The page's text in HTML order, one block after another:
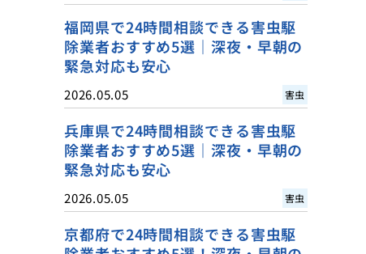
福岡県で24時間相談できる害虫駆
除業者おすすめ5選｜深夜・早朝の
緊急対応も安心
2026.05.05 害虫
兵庫県で24時間相談できる害虫駆
除業者おすすめ5選｜深夜・早朝の
緊急対応も安心
2026.05.05 害虫
京都府で24時間相談できる害虫駆